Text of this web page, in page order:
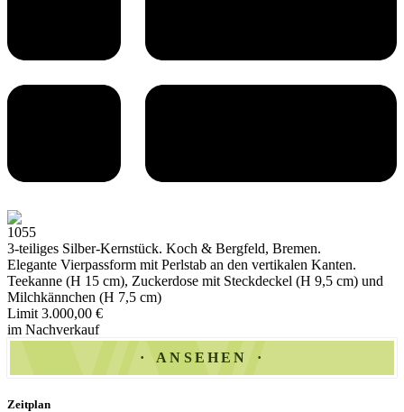
1055
3-teiliges Silber-Kernstück. Koch & Bergfeld, Bremen.
Elegante Vierpassform mit Perlstab an den vertikalen Kanten.
Teekanne (H 15 cm), Zuckerdose mit Steckdeckel (H 9,5 cm) und
Milchkännchen (H 7,5 cm)
Limit 3.000,00 €
im Nachverkauf
ANSEHEN
Zeitplan